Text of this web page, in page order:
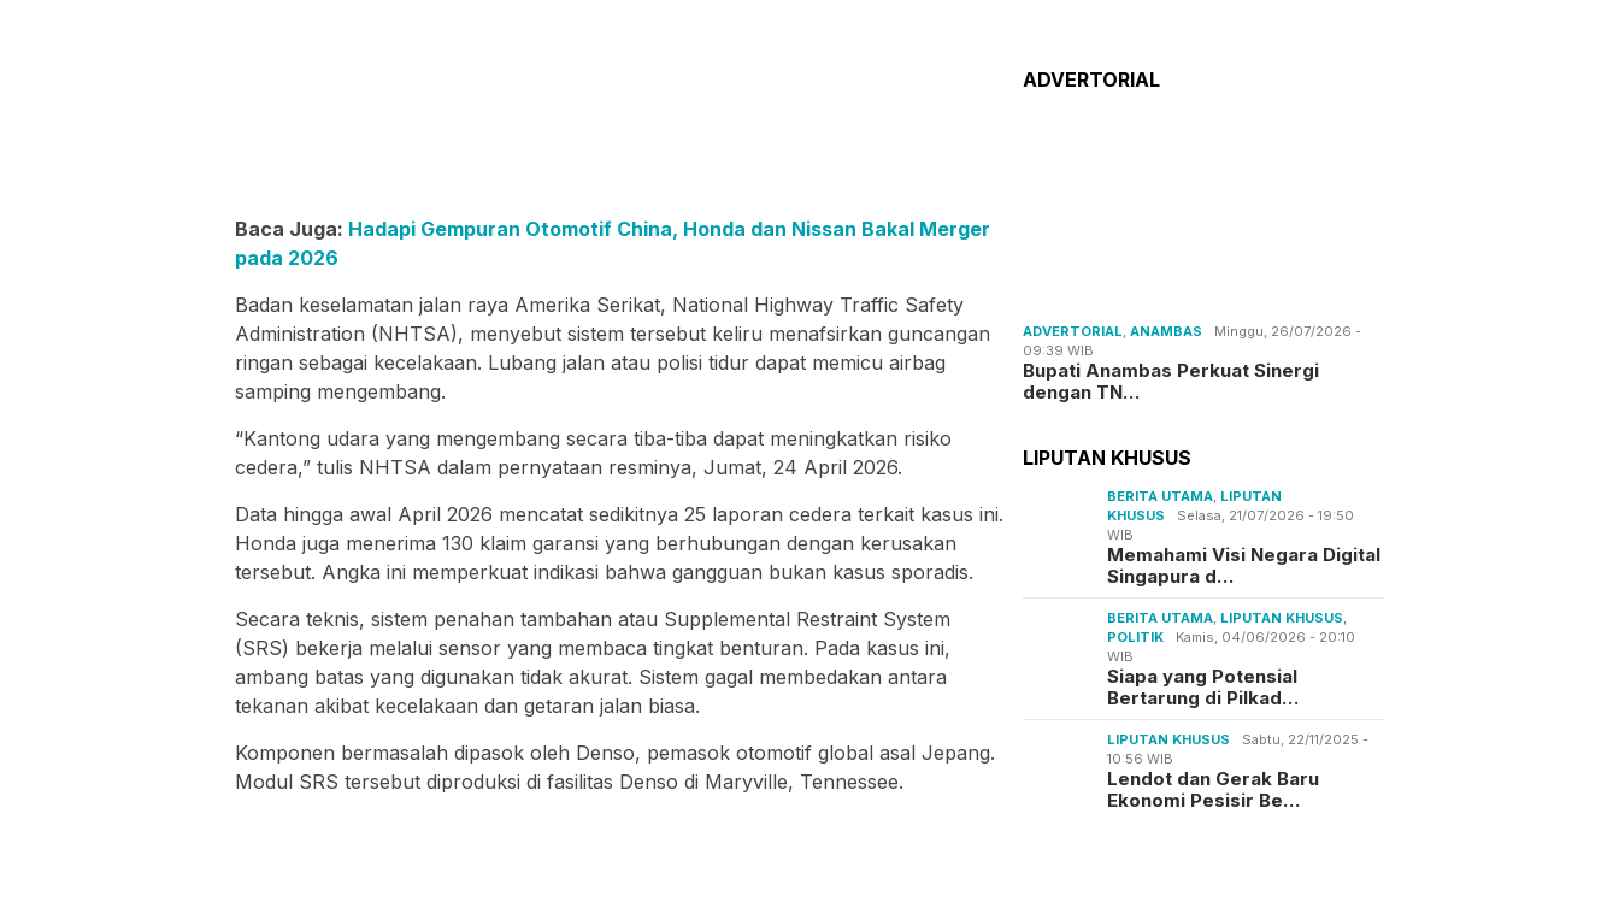
Baca Juga: Hadapi Gempuran Otomotif China, Honda dan Nissan Bakal Merger
pada 2026
Badan keselamatan jalan raya Amerika Serikat, National Highway Traffic Safety
Administration (NHTSA), menyebut sistem tersebut keliru menafsirkan guncangan
ringan sebagai kecelakaan. Lubang jalan atau polisi tidur dapat memicu airbag
samping mengembang.
“Kantong udara yang mengembang secara tiba-tiba dapat meningkatkan risiko
cedera,” tulis NHTSA dalam pernyataan resminya, Jumat, 24 April 2026.
Data hingga awal April 2026 mencatat sedikitnya 25 laporan cedera terkait kasus ini.
Honda juga menerima 130 klaim garansi yang berhubungan dengan kerusakan
tersebut. Angka ini memperkuat indikasi bahwa gangguan bukan kasus sporadis.
Secara teknis, sistem penahan tambahan atau Supplemental Restraint System
(SRS) bekerja melalui sensor yang membaca tingkat benturan. Pada kasus ini,
ambang batas yang digunakan tidak akurat. Sistem gagal membedakan antara
tekanan akibat kecelakaan dan getaran jalan biasa.
Komponen bermasalah dipasok oleh Denso, pemasok otomotif global asal Jepang.
Modul SRS tersebut diproduksi di fasilitas Denso di Maryville, Tennessee.
ADVERTORIAL
ADVERTORIAL ,ANAMBAS
Minggu, 26/07/2026 -
09:39 WIB
Bupati Anambas Perkuat Sinergi
dengan TN…
LIPUTAN KHUSUS
BERITA UTAMA LIPUTAN
KHUSUS
Selasa, 21/07/2026 - 19:50
WIB
Memahami Visi Negara Digital
Singapura d…
BERITA UTAMA LIPUTAN KHUSUS
POLITIK
Kamis, 04/06/2026 - 20:10
WIB
Siapa yang Potensial
Bertarung di Pilkad…
LIPUTAN KHUSUS
Sabtu, 22/11/2025 -
10:56 WIB
Lendot dan Gerak Baru
Ekonomi Pesisir Be…